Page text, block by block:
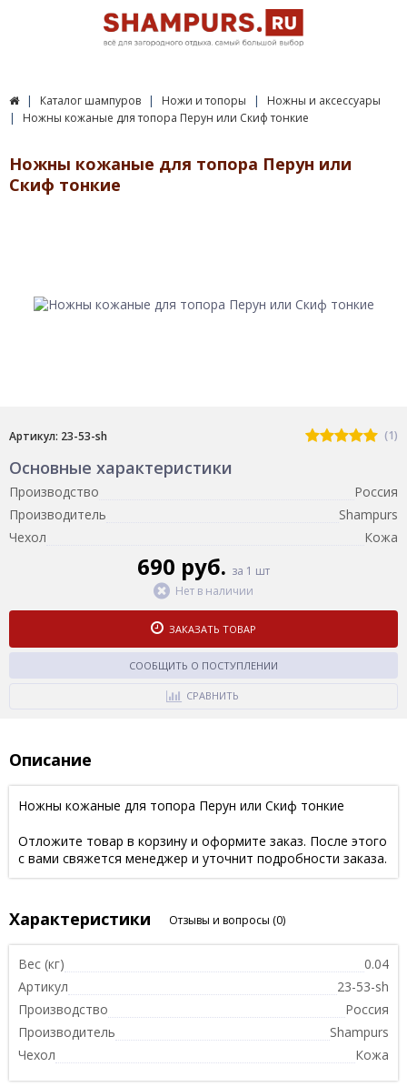
Каталог шампуров Ножи и топоры
Ножны и аксессуары
Ножны кожаные для топора Перун или Скиф тонкие
Ножны кожаные для топора Перун или
Скиф тонкие
Артикул: 23-53-sh (1)
Основные характеристики
Производство
Россия
Производитель
Shampurs
Чехол
Кожа
690 руб. за 1 шт
Нет в наличии
ЗАКАЗАТЬ ТОВАР
СООБЩИТЬ О ПОСТУПЛЕНИИ
СРАВНИТЬ
Описание
Ножны кожаные для топора Перун или Скиф тонкие
Отложите товар в корзину и оформите заказ. После этого
с вами свяжется менеджер и уточнит подробности заказа.
Характеристики Отзывы и вопросы (0)
Вес (кг)
0.04
Артикул
23-53-sh
Производство
Россия
Производитель
Shampurs
Чехол
Кожа